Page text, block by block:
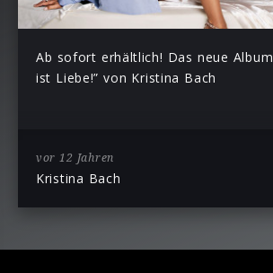
Ab sofort erhältlich! Das neue Album
ist Liebe!” von Kristina Bach
vor 12 Jahren
Kristina Bach